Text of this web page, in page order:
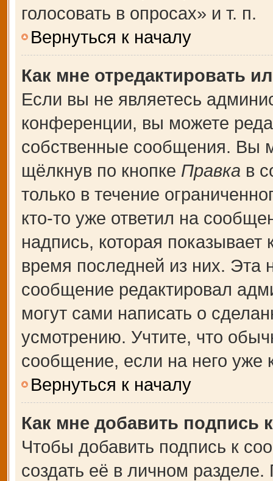
голосовать в опросах» и т. п.
Вернуться к началу
Как мне отредактировать
Если вы не являетесь
конференции, вы можете
собственные сообщения. Вы
щёлкнув по кнопке Правка в
только в течение
кто-то уже ответил на
надпись, которая показывает
время последней из них. Эта
сообщение редактировал
могут сами написать о
усмотрению. Учтите, что
сообщение, если на него уже
Вернуться к началу
Как мне добавить подпись
Чтобы добавить подпись к
создать её в личном